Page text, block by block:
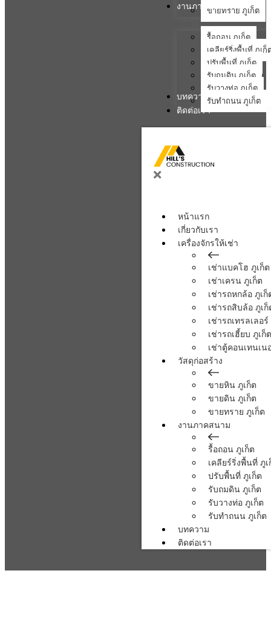
ขายทราย ภูเก็ต
งานภาคสนาม
รื้อถอน ภูเก็ต
เคลียร์ริ่งพื้นที่ ภูเก็
ปรับพื้นที่ ภูเก็ต
รับถมดิน ภูเก็ต
รับวางท่อ ภูเก็ต
รับทำถนน ภูเก็ต
บทความ
ติดต่อเรา
หน้าแรก
เกี่ยวกับเรา
เครื่องจักรให้เช่า
เช่าแบคโฮ ภูเก็ต
เช่าเครน ภูเก็ต
เช่ารถหกล้อ ภูเก็
เช่ารถสิบล้อ ภูเ
เช่ารถเทรลเลอ
เช่ารถเฮี้ยบ ภูเก็ต
เช่าตู้คอนเทนเน
วัสดุก่อสร้าง
ขายหิน ภูเก็ต
ขายดิน ภูเก็ต
ขายทราย ภูเก็ต
งานภาคสนาม
รื้อถอน ภูเก็ต
เคลียร์ริ่งพื้นที่ ภู
ปรับพื้นที่ ภูเก็ต
รับถมดิน ภูเก็ต
รับวางท่อ ภูเก็ต
รับทำถนน ภูเก็ต
บทความ
ติดต่อเรา